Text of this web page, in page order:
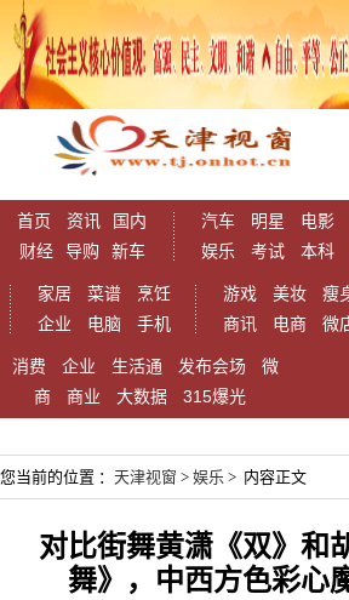
首页 资讯
国内
财经
导购 新车
汽车 明星
电影
娱乐
考试 本科
家居 菜谱
烹饪
企业
电脑 手机
游戏 美妆
瘦
商讯
电商 微
消费 企业 生活通 发布会场
微
商
商业 大数据 315爆光
您当前的位置 ： 天津视窗 > 娱乐 > 内容正文
对比街舞黄潇《双》和
舞》，中西方色彩心